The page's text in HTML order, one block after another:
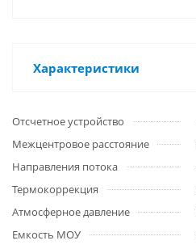
Характеристики
Отсчетное устройство
Межцентровое расстояние
Направления потока
Термокоррекция
Атмосферное давление
Емкость МОУ